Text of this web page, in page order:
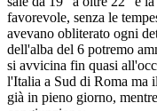
favorevole, senza le
avevano obliterato ogni
dell'alba del 6 potremo
si avvicina fin quasi
l'Italia a Sud di Roma ma
già in pieno giorno,